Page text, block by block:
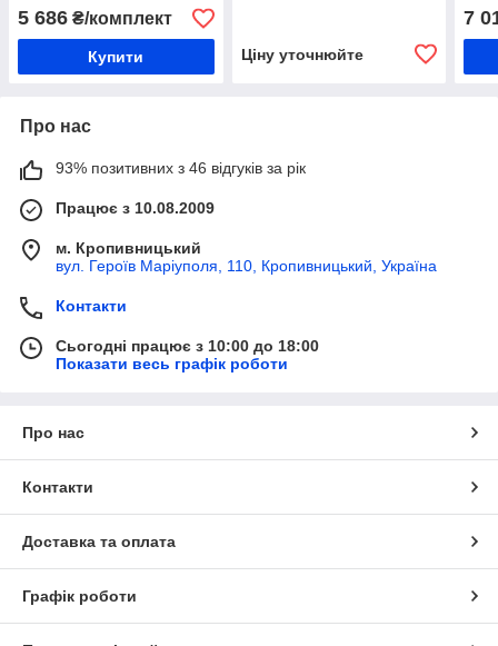
рівень), складський
стелаж для палет
5 686 ₴/комплект
Купити
Ціну уточнюйте
для
7
Про нас
93% позитивних з 46 відгуків за рік
Працює з 10.08.2009
м. Кропивницький
вул. Героїв Маріуполя, 110, Кропивницький, Україна
Контакти
Сьогодні працює з 10:00 до 18:00
Показати весь графік роботи
Про нас
Контакти
Доставка та оплата
Графік роботи